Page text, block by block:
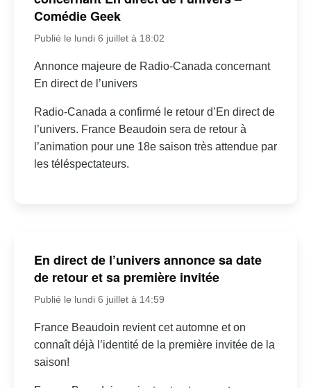
Comédie Geek
Publié le lundi 6 juillet à 18:02
Annonce majeure de Radio-Canada concernant
En direct de l’univers
Radio-Canada a confirmé le retour d’En direct de
l’univers. France Beaudoin sera de retour à
l’animation pour une 18e saison très attendue par
les téléspectateurs.
En direct de l’univers annonce sa date
de retour et sa première invitée
Publié le lundi 6 juillet à 14:59
France Beaudoin revient cet automne et on
connaît déjà l’identité de la première invitée de la
saison!